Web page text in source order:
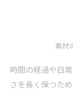
素材
時間の経過や日
さを長く保つた